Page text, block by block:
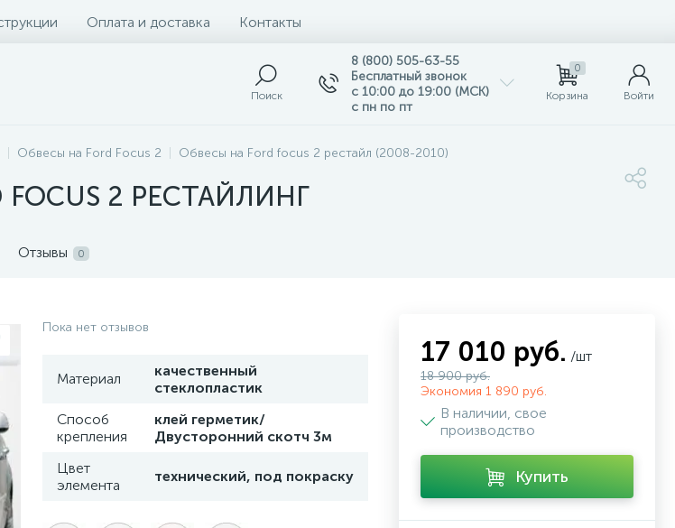
Оплата и доставка Контакты
Поиск
8 (800) 505-63-55
Бесплатный звонок
с 10:00 до 19:00 (МСК)
с пн по пт
0
Корзина Войти
Обвесы на Ford Focus 2
Обвесы на Ford focus 2 рестайл (2008-2010)
2 РЕСТАЙЛИНГ
Отзывы 0
Пока нет отзывов
Материал
качественный
стеклопластик
Способ
крепления
клей герметик/
Двусторонний скотч 3м
Цвет
элемента
технический, под покраску
17 010 руб. /шт
18 900 руб.
Экономия 1 890 руб.
В наличии, свое
производство
Купить